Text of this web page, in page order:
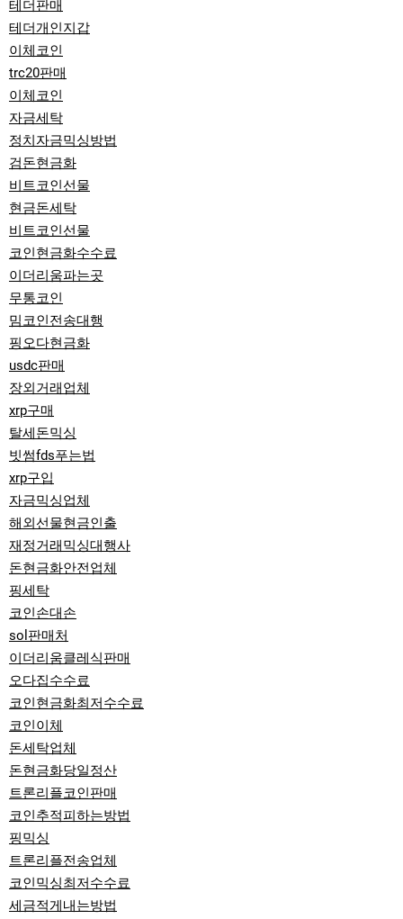
테더판매
테더개인지갑
이체코인
trc20판매
이체코인
자금세탁
정치자금믹싱방법
검돈현금화
비트코인선물
현금돈세탁
비트코인선물
코인현금화수수료
이더리움파는곳
무통코인
밈코인전송대행
핑오다현금화
usdc판매
장외거래업체
xrp구매
탈세돈믹싱
빗썸fds푸는법
xrp구입
자금믹싱업체
해외선물현금인출
재정거래믹싱대행사
돈현금화안전업체
핑세탁
코인손대손
sol판매처
이더리움클레식판매
오다집수수료
코인현금화최저수수료
코인이체
돈세탁업체
돈현금화당일정산
트론리플코인판매
코인추적피하는방법
핑믹싱
트론리플전송업체
코인믹싱최저수수료
세금적게내는방법